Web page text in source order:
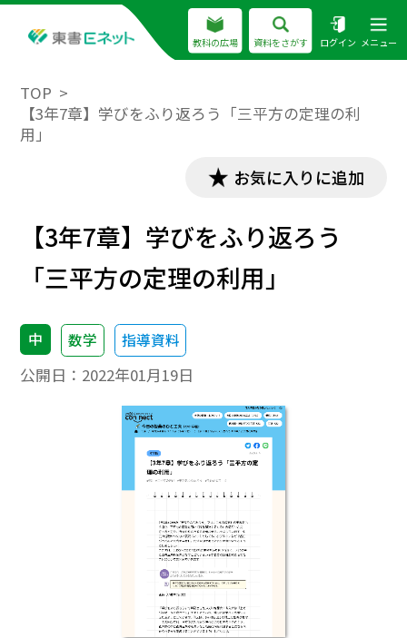
教科の広場 資料をさがす ログイン メニュー
TOP
【3年7章】学びをふり返ろう「三平方の定理の利
用」
お気に入りに追加
【3年7章】学びをふり返ろう
「三平方の定理の利用」
中 数学 指導資料
公開日： 2022年01月19日